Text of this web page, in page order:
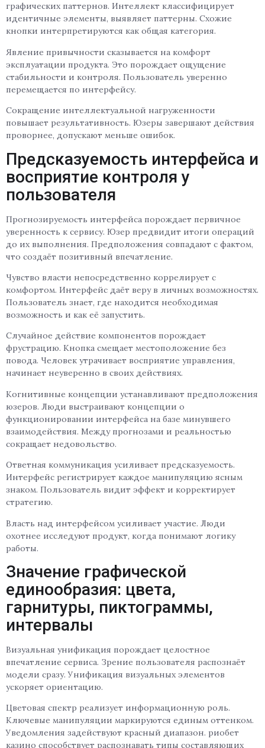
графических паттернов. Интеллект классифицирует
идентичные элементы, выявляет паттерны. Схожие
кнопки интерпретируются как общая категория.
Явление привычности сказывается на комфорт
эксплуатации продукта. Это порождает ощущение
стабильности и контроля. Пользователь уверенно
перемещается по интерфейсу.
Сокращение интеллектуальной нагруженности
повышает результативность. Юзеры завершают действия
проворнее, допускают меньше ошибок.
Предсказуемость интерфейса и
восприятие контроля у
пользователя
Прогнозируемость интерфейса порождает первичное
уверенность к сервису. Юзер предвидит итоги операций
до их выполнения. Предположения совпадают с фактом,
что создаёт позитивный впечатление.
Чувство власти непосредственно коррелирует с
комфортом. Интерфейс даёт веру в личных возможностях.
Пользователь знает, где находится необходимая
возможность и как её запустить.
Случайное действие компонентов порождает
фрустрацию. Кнопка смещает местоположение без
повода. Человек утрачивает восприятие управления,
начинает неуверенно в своих действиях.
Когнитивные концепции устанавливают предположения
юзеров. Люди выстраивают концепции о
функционировании интерфейса на базе минувшего
взаимодействия. Между прогнозами и реальностью
сокращает недовольство.
Ответная коммуникация усиливает предсказуемость.
Интерфейс регистрирует каждое манипуляцию ясным
знаком. Пользователь видит эффект и корректирует
стратегию.
Власть над интерфейсом усиливает участие. Люди
охотнее исследуют продукт, когда понимают логику
работы.
Значение графической
единообразия: цвета,
гарнитуры, пиктограммы,
интервалы
Визуальная унификация порождает целостное
впечатление сервиса. Зрение пользователя распознаёт
модели сразу. Унификация визуальных элементов
ускоряет ориентацию.
Цветовая спектр реализует информационную роль.
Ключевые манипуляции маркируются единым оттенком.
Уведомления задействуют красный диапазон. риобет
казино способствует распознавать типы составляющих